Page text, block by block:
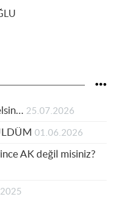
25.07.2026
01.06.2026
AK değil misiniz?